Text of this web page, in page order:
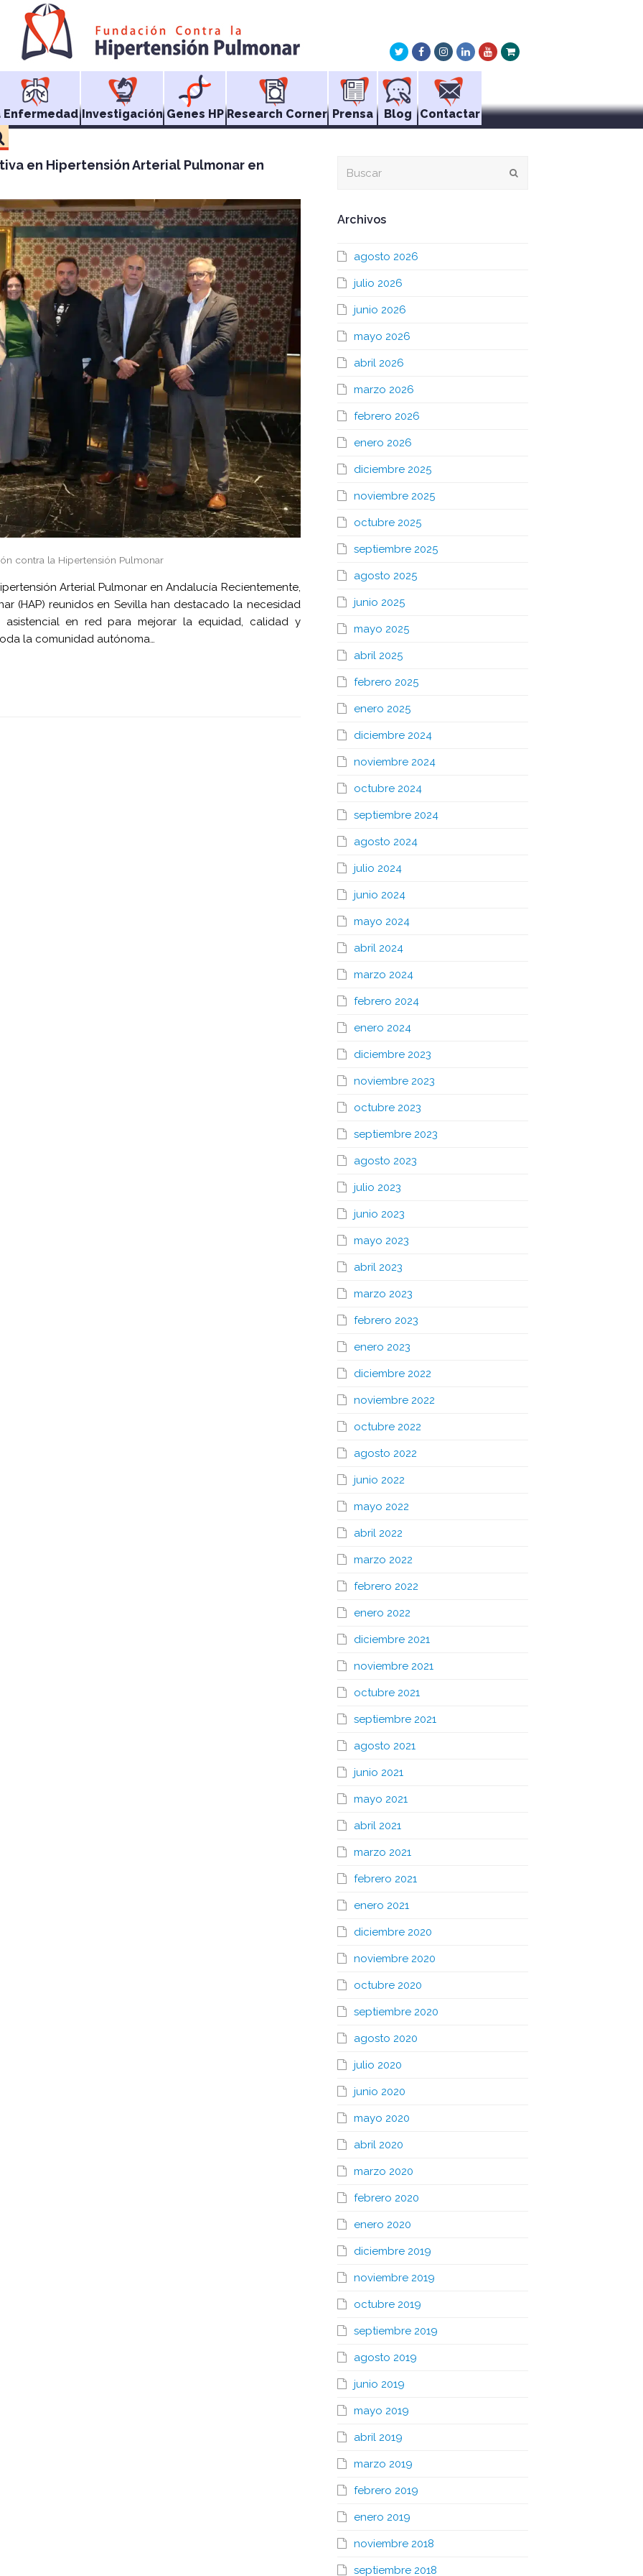
TwitterFacebookInstagram
LinkedInYoutube
Xing
Enfermedad Investigación Genes HP Research Corner Prensa Blog Contactar
en Hipertensión Arterial Pulmonar en
contra la Hipertensión Pulmonar
Arterial Pulmonar en Andalucía Recientemente,
(HAP) reunidos en Sevilla han destacado la necesidad
en red para mejorar la equidad, calidad y
la comunidad autónoma…
Archivos
agosto 2026
julio 2026
junio 2026
mayo 2026
abril 2026
marzo 2026
febrero 2026
enero 2026
diciembre 2025
noviembre 2025
octubre 2025
septiembre 2025
agosto 2025
junio 2025
mayo 2025
abril 2025
febrero 2025
enero 2025
diciembre 2024
noviembre 2024
octubre 2024
septiembre 2024
agosto 2024
julio 2024
junio 2024
mayo 2024
abril 2024
marzo 2024
febrero 2024
enero 2024
diciembre 2023
noviembre 2023
octubre 2023
septiembre 2023
agosto 2023
julio 2023
junio 2023
mayo 2023
abril 2023
marzo 2023
febrero 2023
enero 2023
diciembre 2022
noviembre 2022
octubre 2022
agosto 2022
junio 2022
mayo 2022
abril 2022
marzo 2022
febrero 2022
enero 2022
diciembre 2021
noviembre 2021
octubre 2021
septiembre 2021
agosto 2021
junio 2021
mayo 2021
abril 2021
marzo 2021
febrero 2021
enero 2021
diciembre 2020
noviembre 2020
octubre 2020
septiembre 2020
agosto 2020
julio 2020
junio 2020
mayo 2020
abril 2020
marzo 2020
febrero 2020
enero 2020
diciembre 2019
noviembre 2019
octubre 2019
septiembre 2019
agosto 2019
junio 2019
mayo 2019
abril 2019
marzo 2019
febrero 2019
enero 2019
noviembre 2018
septiembre 2018